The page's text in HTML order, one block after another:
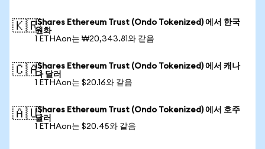
🇰🇷iShares Ethereum Trust (Ondo Tokenized) 에서 한국
원화
1 ETHAon는 ₩20,343.81와 같음
🇨🇦iShares Ethereum Trust (Ondo Tokenized) 에서 캐나
다 달러
1 ETHAon는 $20.16와 같음
🇦🇺iShares Ethereum Trust (Ondo Tokenized) 에서 호주
달러
1 ETHAon는 $20.45와 같음